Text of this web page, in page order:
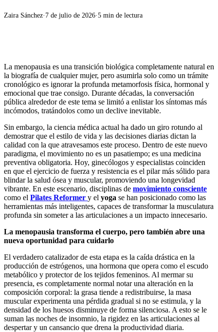
Zaira Sánchez·7 de julio de 2026·5 min de lectura
La menopausia es una transición biológica completamente natural en
la biografía de cualquier mujer, pero asumirla solo como un trámite
cronológico es ignorar la profunda metamorfosis física, hormonal y
emocional que trae consigo. Durante décadas, la conversación
pública alrededor de este tema se limitó a enlistar los síntomas más
incómodos, tratándolos como un declive inevitable.
Sin embargo, la ciencia médica actual ha dado un giro rotundo al
demostrar que el estilo de vida y las decisiones diarias dictan la
calidad con la que atravesamos este proceso. Dentro de este nuevo
paradigma, el movimiento no es un pasatiempo; es una medicina
preventiva obligatoria. Hoy, ginecólogos y especialistas coinciden
en que el ejercicio de fuerza y resistencia es el pilar más sólido para
blindar la salud ósea y muscular, promoviendo una longevidad
vibrante. En este escenario, disciplinas de movimiento consciente
como el Pilates Reformer y el yoga se han posicionado como las
herramientas más inteligentes, capaces de transformar la musculatura
profunda sin someter a las articulaciones a un impacto innecesario.
La menopausia transforma el cuerpo, pero también abre una
nueva oportunidad para cuidarlo
El verdadero catalizador de esta etapa es la caída drástica en la
producción de estrógenos, una hormona que opera como el escudo
metabólico y protector de los tejidos femeninos. Al mermar su
presencia, es completamente normal notar una alteración en la
composición corporal: la grasa tiende a redistribuirse, la masa
muscular experimenta una pérdida gradual si no se estimula, y la
densidad de los huesos disminuye de forma silenciosa. A esto se le
suman las noches de insomnio, la rigidez en las articulaciones al
despertar y un cansancio que drena la productividad diaria.